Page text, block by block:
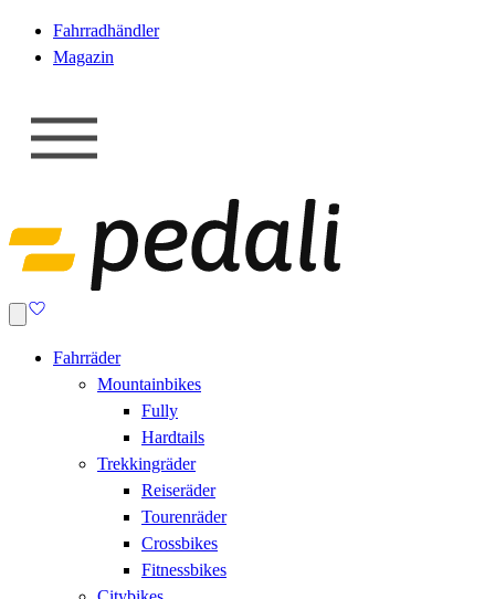
Fahrradhändler
Magazin
Fahrräder
Mountainbikes
Fully
Hardtails
Trekkingräder
Reiseräder
Tourenräder
Crossbikes
Fitnessbikes